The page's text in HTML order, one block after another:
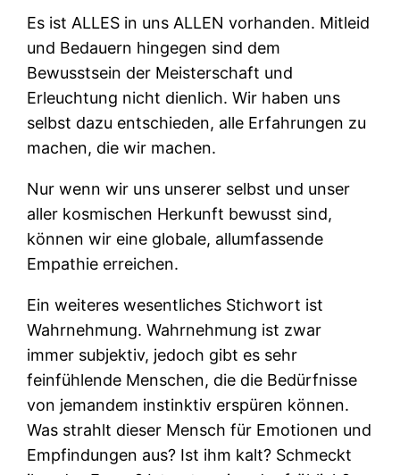
Es ist ALLES in uns ALLEN vorhanden. Mitleid
und Bedauern hingegen sind dem
Bewusstsein der Meisterschaft und
Erleuchtung nicht dienlich. Wir haben uns
selbst dazu entschieden, alle Erfahrungen zu
machen, die wir machen.
Nur wenn wir uns unserer selbst und unser
aller kosmischen Herkunft bewusst sind,
können wir eine globale, allumfassende
Empathie erreichen.
Ein weiteres wesentliches Stichwort ist
Wahrnehmung. Wahrnehmung ist zwar
immer subjektiv, jedoch gibt es sehr
feinfühlende Menschen, die die Bedürfnisse
von jemandem instinktiv erspüren können.
Was strahlt dieser Mensch für Emotionen und
Empfindungen aus? Ist ihm kalt? Schmeckt